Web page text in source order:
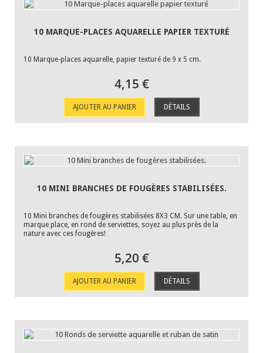
10 MARQUE-PLACES AQUARELLE PAPIER TEXTURÉ
10 Marque-places aquarelle, papier texturé de 9 x 5 cm.
4,15 €
AJOUTER AU PANIER DÉTAILS
10 MINI BRANCHES DE FOUGÈRES STABILISÉES.
10 Mini branches de fougères stabilisées 8X3 CM. Sur une table, en
marque place, en rond de serviettes, soyez au plus près de la
nature avec ces fougères!
5,20 €
AJOUTER AU PANIER DÉTAILS